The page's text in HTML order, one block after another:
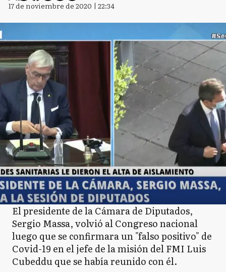
17 de noviembre de 2020 | 22:34
El presidente de la Cámara de Diputados,
Sergio Massa, volvió al Congreso nacional
luego que se confirmara un "falso positivo" de
Covid-19 en el jefe de la misión del FMI Luis
Cubeddu que se había reunido con él.